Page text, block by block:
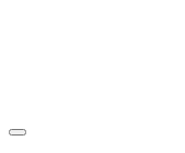
Primary